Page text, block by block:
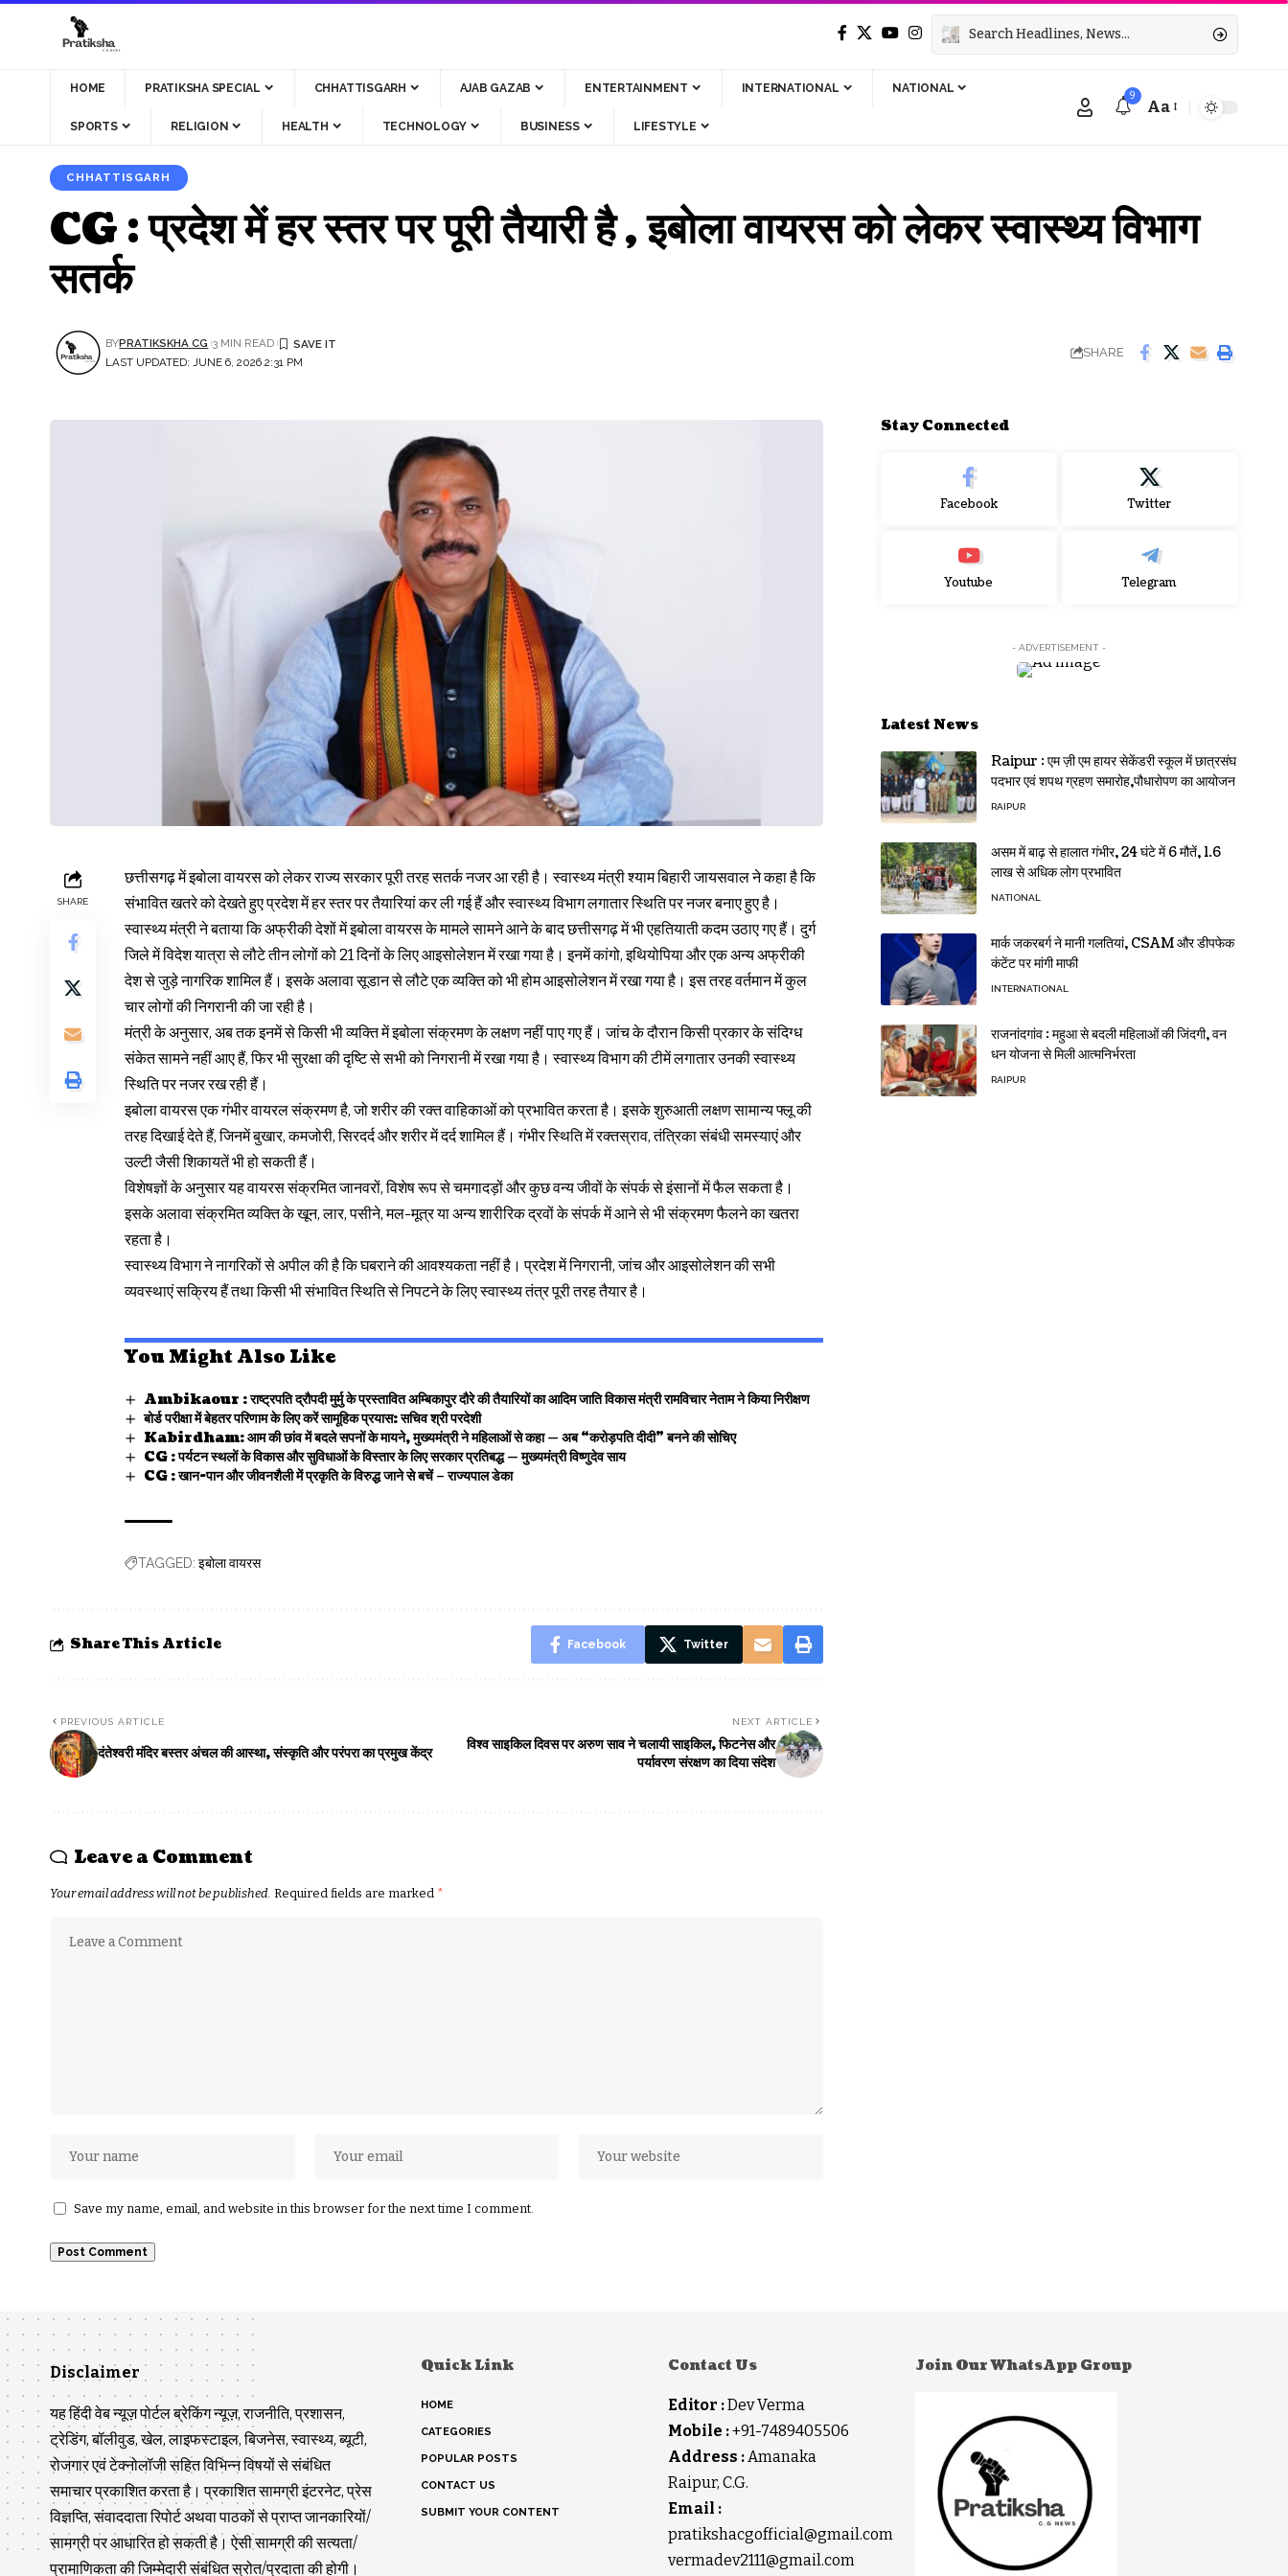
HOME PRATIKSHA SPECIAL CHHATTISGARH AJAB GAZAB ENTERTAINMENT INTERNATIONAL NATIONAL
SPORTS RELIGION HEALTH TECHNOLOGY BUSINESS LIFESTYLE
9
Aa
CHHATTISGARH
CG : प्रदेश में हर स्तर पर पूरी तैयारी है , इबोला वायरस को लेकर स्वास्थ्य विभाग
सतर्क
LAST UPDATED: JUNE 6, 2026 2:31 PM
BYPRATIKSKHA CG 3 MIN READ
SHARE
SHARE
छत्तीसगढ़ में इबोला वायरस को लेकर राज्य सरकार पूरी तरह सतर्क नजर आ रही है। स्वास्थ्य मंत्री श्याम बिहारी जायसवाल ने कहा है कि
संभावित खतरे को देखते हुए प्रदेश में हर स्तर पर तैयारियां कर ली गई हैं और स्वास्थ्य विभाग लगातार स्थिति पर नजर बनाए हुए है।
स्वास्थ्य मंत्री ने बताया कि अफ्रीकी देशों में इबोला वायरस के मामले सामने आने के बाद छत्तीसगढ़ में भी एहतियाती कदम उठाए गए हैं। दुर्ग
जिले में विदेश यात्रा से लौटे तीन लोगों को 21 दिनों के लिए आइसोलेशन में रखा गया है। इनमें कांगो, इथियोपिया और एक अन्य अफ्रीकी
देश से जुड़े नागरिक शामिल हैं। इसके अलावा सूडान से लौटे एक व्यक्ति को भी होम आइसोलेशन में रखा गया है। इस तरह वर्तमान में कुल
चार लोगों की निगरानी की जा रही है।
मंत्री के अनुसार, अब तक इनमें से किसी भी व्यक्ति में इबोला संक्रमण के लक्षण नहीं पाए गए हैं। जांच के दौरान किसी प्रकार के संदिग्ध
संकेत सामने नहीं आए हैं, फिर भी सुरक्षा की दृष्टि से सभी को निगरानी में रखा गया है। स्वास्थ्य विभाग की टीमें लगातार उनकी स्वास्थ्य
स्थिति पर नजर रख रही हैं।
इबोला वायरस एक गंभीर वायरल संक्रमण है, जो शरीर की रक्त वाहिकाओं को प्रभावित करता है। इसके शुरुआती लक्षण सामान्य फ्लू की
तरह दिखाई देते हैं, जिनमें बुखार, कमजोरी, सिरदर्द और शरीर में दर्द शामिल हैं। गंभीर स्थिति में रक्तस्राव, तंत्रिका संबंधी समस्याएं और
उल्टी जैसी शिकायतें भी हो सकती हैं।
विशेषज्ञों के अनुसार यह वायरस संक्रमित जानवरों, विशेष रूप से चमगादड़ों और कुछ वन्य जीवों के संपर्क से इंसानों में फैल सकता है।
इसके अलावा संक्रमित व्यक्ति के खून, लार, पसीने, मल-मूत्र या अन्य शारीरिक द्रवों के संपर्क में आने से भी संक्रमण फैलने का खतरा
रहता है।
स्वास्थ्य विभाग ने नागरिकों से अपील की है कि घबराने की आवश्यकता नहीं है। प्रदेश में निगरानी, जांच और आइसोलेशन की सभी
व्यवस्थाएं सक्रिय हैं तथा किसी भी संभावित स्थिति से निपटने के लिए स्वास्थ्य तंत्र पूरी तरह तैयार है।
You Might Also Like
Ambikaour : राष्ट्रपति द्रौपदी मुर्मु के प्रस्तावित अम्बिकापुर दौरे की तैयारियों का आदिम जाति विकास मंत्री रामविचार नेताम ने किया निरीक्षण
बोर्ड परीक्षा में बेहतर परिणाम के लिए करें सामूहिक प्रयास: सचिव श्री परदेशी
Kabirdham: आम की छांव में बदले सपनों के मायने, मुख्यमंत्री ने महिलाओं से कहा — अब “करोड़पति दीदी” बनने की सोचिए
CG : पर्यटन स्थलों के विकास और सुविधाओं के विस्तार के लिए सरकार प्रतिबद्ध — मुख्यमंत्री विष्णुदेव साय
CG : खान-पान और जीवनशैली में प्रकृति के विरुद्ध जाने से बचें – राज्यपाल डेका
TAGGED: इबोला वायरस
Share This Article Facebook Twitter
PREVIOUS ARTICLE
दंतेश्वरी मंदिर बस्तर अंचल की आस्था, संस्कृति और परंपरा का प्रमुख केंद्र
NEXT ARTICLE
विश्व साइकिल दिवस पर अरुण साव ने चलायी साइकिल, फिटनेस और
पर्यावरण संरक्षण का दिया संदेश
Leave a Comment
Your email address will not be published. Required fields are marked *
Save my name, email, and website in this browser for the next time I comment.
Stay Connected
Facebook Twitter
Youtube Telegram
- ADVERTISEMENT -
Latest News
Raipur : एम ज़ी एम हायर सेकेंडरी स्कूल में छात्रसंघ
पदभार एवं शपथ ग्रहण समारोह,पौधारोपण का आयोजन
RAIPUR
असम में बाढ़ से हालात गंभीर, 24 घंटे में 6 मौतें, 1.6
लाख से अधिक लोग प्रभावित
NATIONAL
मार्क जकरबर्ग ने मानी गलतियां, CSAM और डीपफेक
कंटेंट पर मांगी माफी
INTERNATIONAL
राजनांदगांव : महुआ से बदली महिलाओं की जिंदगी, वन
धन योजना से मिली आत्मनिर्भरता
RAIPUR
Disclaimer
यह हिंदी वेब न्यूज़ पोर्टल ब्रेकिंग न्यूज़, राजनीति, प्रशासन,
ट्रेडिंग, बॉलीवुड, खेल, लाइफस्टाइल, बिजनेस, स्वास्थ्य, ब्यूटी,
रोजगार एवं टेक्नोलॉजी सहित विभिन्न विषयों से संबंधित
समाचार प्रकाशित करता है। प्रकाशित सामग्री इंटरनेट, प्रेस
विज्ञप्ति, संवाददाता रिपोर्ट अथवा पाठकों से प्राप्त जानकारियों/
सामग्री पर आधारित हो सकती है। ऐसी सामग्री की सत्यता/
प्रामाणिकता की जिम्मेदारी संबंधित स्रोत/प्रदाता की होगी।
Quick Link
HOME
CATEGORIES
POPULAR POSTS
CONTACT US
SUBMIT YOUR CONTENT
Contact Us
Editor :Dev Verma
Mobile :+91-7489405506
Address :Amanaka
Raipur, C.G.
Email :
pratikshacgofficial@gmail.com
vermadev2111@gmail.com
Join Our WhatsApp Group